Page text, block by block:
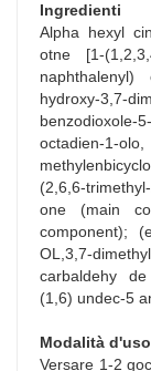
Ingredienti
Alpha hexyl
otne [1-
hydroxy-3,7-
(2,6,6-
one (main
component);
OL,3,7-
carbaldehy
(1,6) undec-5
Modalità d'uso
Versare 1-2